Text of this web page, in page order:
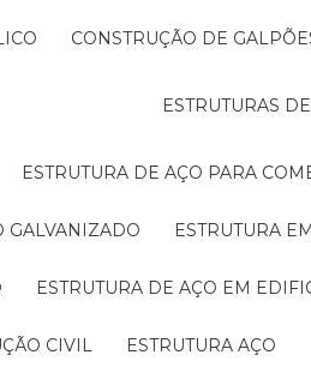
CONSTRUÇÃO DE
ESTRUTURAS
ESTRUTURA DE AÇO PARA
GALVANIZADO ESTRUTURA
ESTRUTURA DE AÇO EM
CIVIL ESTRUTURA AÇO